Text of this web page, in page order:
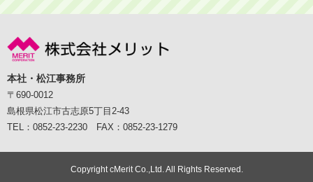
本社・松江事務所
〒690-0012
島根県松江市古志原5丁目2-43
TEL：0852-23-2230 FAX：0852-23-1279
Copyright cMerit Co.,Ltd. All Rights Reserved.